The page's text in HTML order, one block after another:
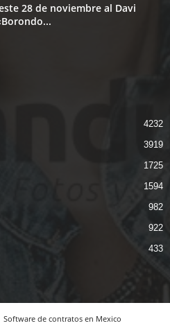
28 de noviembre al Davi
4232
3919
1725
1594
982
922
433
Software de contratos en Mexico